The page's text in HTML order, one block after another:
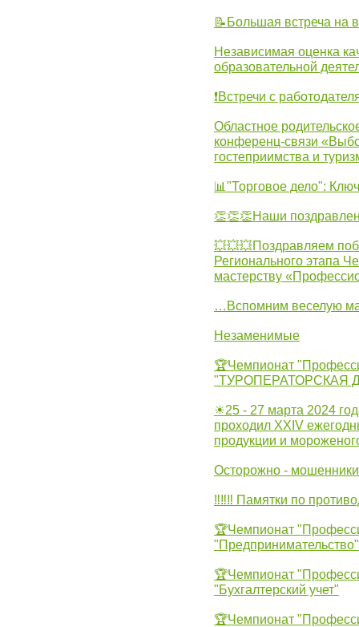
📝Большая встреча на
Независимая оценка
образовательной
❗Встречи с
Областное
конференц-связи
гостеприимства и
📊"Торговое дело":
👏👏👏Наши
💥💥💥Поздравляем
Регионального этапа
мастерству
…Вспомним веселую
Незаменимые
🏆Чемпионат
"ТУРОПЕРАТОРСКАЯ
☀25 - 27 марта 2024
проходил XXIV
продукции и
Осторожно -
‼‼‼ Памятки по
🏆Чемпионат
"Предпринимательство"
🏆Чемпионат
"Бухгалтерский учет"
🏆Чемпионат